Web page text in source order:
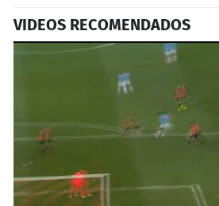
VIDEOS RECOMENDADOS